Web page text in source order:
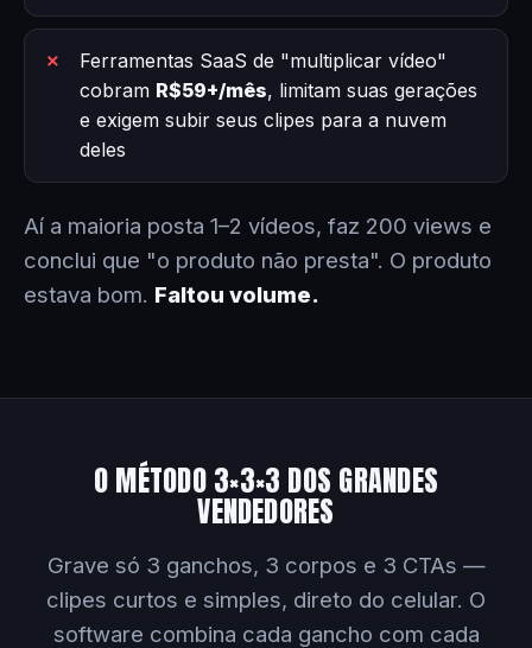
Ferramentas SaaS de "multiplicar vídeo"
cobram R$59+/mês, limitam suas gerações
e exigem subir seus clipes para a nuvem
deles
Aí a maioria posta 1–2 vídeos, faz 200 views e
conclui que "o produto não presta". O produto
estava bom. Faltou volume.
O MÉTODO 3×3×3 DOS GRANDES
VENDEDORES
Grave só 3 ganchos, 3 corpos e 3 CTAs —
clipes curtos e simples, direto do celular. O
software combina cada gancho com cada